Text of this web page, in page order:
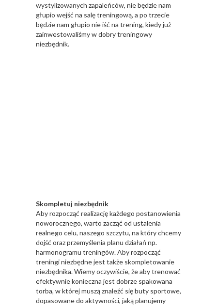
wystylizowanych zapaleńców, nie będzie nam
głupio wejść na salę treningową, a po trzecie
będzie nam głupio nie iść na trening, kiedy już
zainwestowaliśmy w dobry treningowy
niezbędnik.
Skompletuj niezbędnik
Aby rozpocząć realizację każdego postanowienia
noworocznego, warto zacząć od ustalenia
realnego celu, naszego szczytu, na który chcemy
dojść oraz przemyślenia planu działań np.
harmonogramu treningów. Aby rozpocząć
treningi niezbędne jest także skompletowanie
niezbędnika. Wiemy oczywiście, że aby trenować
efektywnie konieczna jest dobrze spakowana
torba, w której muszą znaleźć się buty sportowe,
dopasowane do aktywności, jaką planujemy